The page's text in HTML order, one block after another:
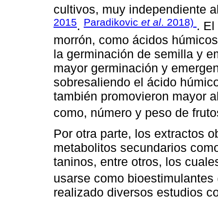
cultivos, muy independiente
2015. Paradikovic et al. 2018) .
morrón, como ácidos
la germinación de semilla y
mayor germinación y
sobresaliendo el ácido
también promovieron mayor
como, número y peso de
Por otra parte, los extractos
metabolitos secundarios
taninos, entre otros, los
usarse como bioestimulantes
realizado diversos estudios